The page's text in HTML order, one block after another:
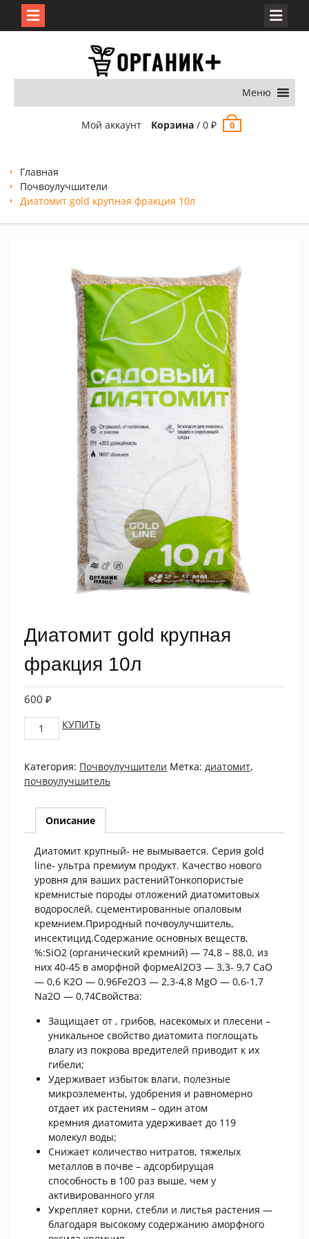
Меню
Мой аккаунт Корзина/ 0 ₽ 0
Главная
Почвоулучшители
Диатомит gold крупная фракция 10л
Диатомит gold крупная
фракция 10л
600 ₽
Диатомит
gold
фракция
10л
КУПИТЬ
Категория: Почвоулучшители Метка: диатомит,
почвоулучшитель
Описание
Диатомит крупный- не вымывается. Серия gold
line- ультра премиум продукт. Качество нового
уровня для ваших растенийТонкопористые
кремнистые породы отложений диатомитовых
водорослей, сцементированные опаловым
кремнием.Природный почвоулучшитель,
инсектицид.Содержание основных веществ,
%:SiO2 (органический кремний) — 74,8 – 88,0, из
них 40-45 в аморфной формеAl2O3 — 3,3- 9,7 CaO
— 0,6 K2O — 0,96Fe2O3 — 2,3-4,8 MgO — 0,6-1,7
Na2O — 0,74Свойства:
Защищает от , грибов, насекомых и плесени –
уникальное свойство диатомита поглощать
влагу из покрова вредителей приводит к их
гибели;
Удерживает избыток влаги, полезные
микроэлементы, удобрения и равномерно
отдает их растениям – один атом
кремния диатомита удерживает до 119
молекул воды;
Снижает количество нитратов, тяжелых
металлов в почве – адсорбирущая
способность в 100 раз выше, чем у
активированного угля
Укрепляет корни, стебли и листья растения —
благодаря высокому содержанию аморфного